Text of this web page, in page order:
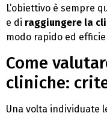
L’obiettivo è sempre
e di raggiungere la
modo rapido ed
Come
cliniche:
Una volta individuate